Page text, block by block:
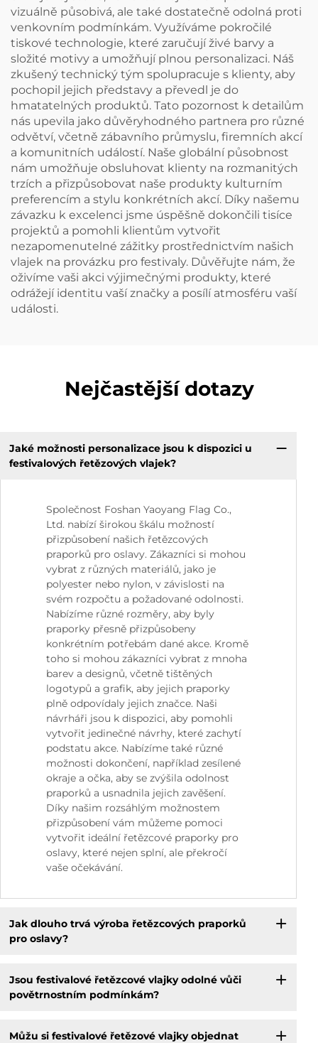
vizuálně působivá, ale také dostatečně odolná proti
venkovním podmínkám. Využíváme pokročilé
tiskové technologie, které zaručují živé barvy a
složité motivy a umožňují plnou personalizaci. Náš
zkušený technický tým spolupracuje s klienty, aby
pochopil jejich představy a převedl je do
hmatatelných produktů. Tato pozornost k detailům
nás upevila jako důvěryhodného partnera pro různé
odvětví, včetně zábavního průmyslu, firemních akcí
a komunitních událostí. Naše globální působnost
nám umožňuje obsluhovat klienty na rozmanitých
trzích a přizpůsobovat naše produkty kulturním
preferencím a stylu konkrétních akcí. Díky našemu
závazku k excelenci jsme úspěšně dokončili tisíce
projektů a pomohli klientům vytvořit
nezapomenutelné zážitky prostřednictvím našich
vlajek na provázku pro festivaly. Důvěřujte nám, že
oživíme vaši akci výjimečnými produkty, které
odrážejí identitu vaší značky a posílí atmosféru vaší
události.
Nejčastější dotazy
Jaké možnosti personalizace jsou k dispozici u
festivalových řetězových vlajek?
Společnost Foshan Yaoyang Flag Co.,
Ltd. nabízí širokou škálu možností
přizpůsobení našich řetězcových
praporků pro oslavy. Zákazníci si mohou
vybrat z různých materiálů, jako je
polyester nebo nylon, v závislosti na
svém rozpočtu a požadované odolnosti.
Nabízíme různé rozměry, aby byly
praporky přesně přizpůsobeny
konkrétním potřebám dané akce. Kromě
toho si mohou zákazníci vybrat z mnoha
barev a designů, včetně tištěných
logotypů a grafik, aby jejich praporky
plně odpovídaly jejich značce. Naši
návrháři jsou k dispozici, aby pomohli
vytvořit jedinečné návrhy, které zachytí
podstatu akce. Nabízíme také různé
možnosti dokončení, například zesílené
okraje a očka, aby se zvýšila odolnost
praporků a usnadnila jejich zavěšení.
Díky našim rozsáhlým možnostem
přizpůsobení vám můžeme pomoci
vytvořit ideální řetězcové praporky pro
oslavy, které nejen splní, ale překročí
vaše očekávání.
Jak dlouho trvá výroba řetězcových praporků
pro oslavy?
Jsou festivalové řetězcové vlajky odolné vůči
povětrnostním podmínkám?
Můžu si festivalové řetězové vlajky objednat